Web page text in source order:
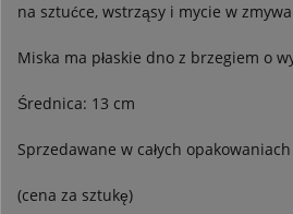
na sztućce, wstrząsy i mycie w
Miska ma płaskie dno z brzegiem o
Średnica: 13 cm
Sprzedawane w całych
(cena za sztukę)